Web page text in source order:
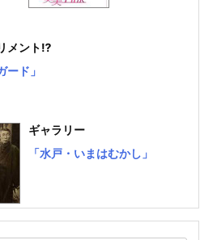
メント⁉
ード」
ギャラリー
「水戸・いまはむかし」